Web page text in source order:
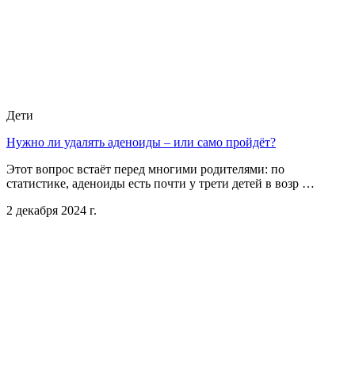
Дети
Нужно ли удалять аденоиды – или само пройдёт?
Этот вопрос встаёт перед многими родителями: по
статистике, аденоиды есть почти у трети детей в возр …
2 декабря 2024 г.